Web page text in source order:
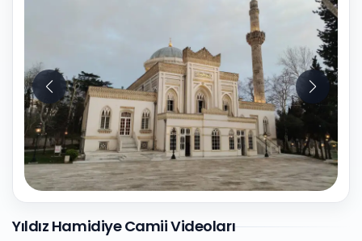
10 Fotoğraf
Yıldız Hamidiye Camii Videoları